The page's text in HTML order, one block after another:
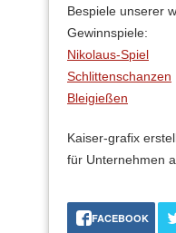
Bespiele unserer
Gewinnspiele:
Nikolaus-Spiel
Schlittenschanzen
Bleigießen
Kaiser-grafix
für Unternehmen
FACEBOOK